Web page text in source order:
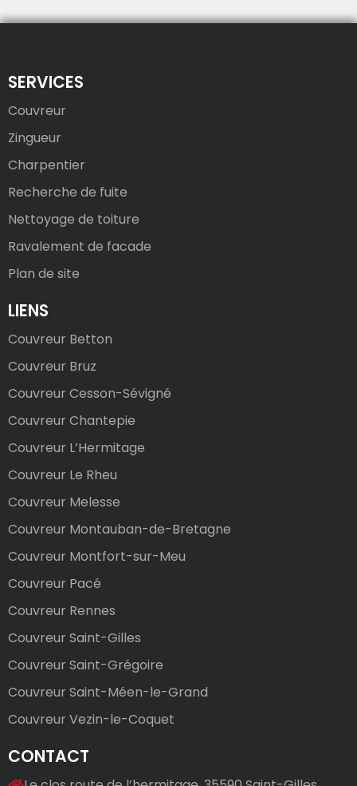
SERVICES
Couvreur
Zingueur
Charpentier
Recherche de fuite
Nettoyage de toiture
Ravalement de facade
Plan de site
LIENS
Couvreur Betton
Couvreur Bruz
Couvreur Cesson-Sévigné
Couvreur Chantepie
Couvreur L’Hermitage
Couvreur Le Rheu
Couvreur Melesse
Couvreur Montauban-de-Bretagne
Couvreur Montfort-sur-Meu
Couvreur Pacé
Couvreur Rennes
Couvreur Saint-Gilles
Couvreur Saint-Grégoire
Couvreur Saint-Méen-le-Grand
Couvreur Vezin-le-Coquet
CONTACT